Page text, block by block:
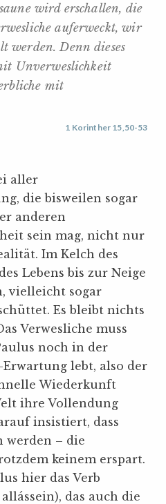
wird erschallen, die
auferweckt, wir
werden. Denn dieses
Unverweslichkeit
mit
1 Korinther 15,50-53
aller
die bisweilen sogar
anderen
sein mag, nicht nur
Im Kelch des
Lebens bis zur Neige
vielleicht sogar
Es bleibt nichts
Verwesliche muss
noch in der
lebt, also der
Wiederkunft
ihre Vollendung
insistiert, dass
werden – die
keinem erspart.
hier das Verb
allássein), das auch die